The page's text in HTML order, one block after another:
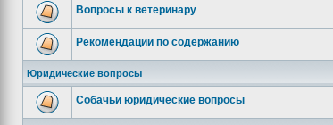
Вопросы к ветеринару
Рекомендации по содержанию
Юридические вопросы
Собачьи юридические вопросы